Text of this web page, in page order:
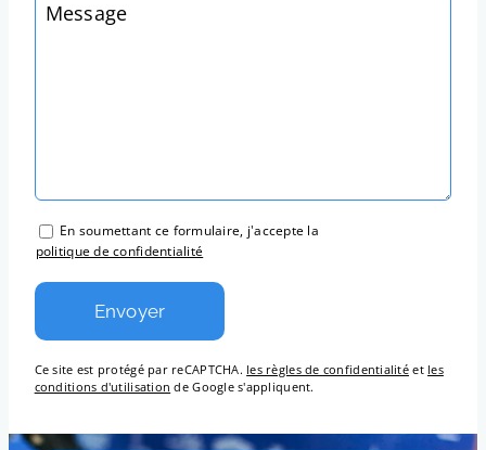
Message
En soumettant ce formulaire, j'accepte la
politique de confidentialité
Ce site est protégé par reCAPTCHA. les règles de confidentialitéet les
conditions d'utilisation de Google s'appliquent.